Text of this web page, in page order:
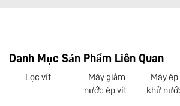
Danh Mục Sản Phẩm Liên Quan
Lọc vít
Máy giảm
nước ép vít
Máy
khử